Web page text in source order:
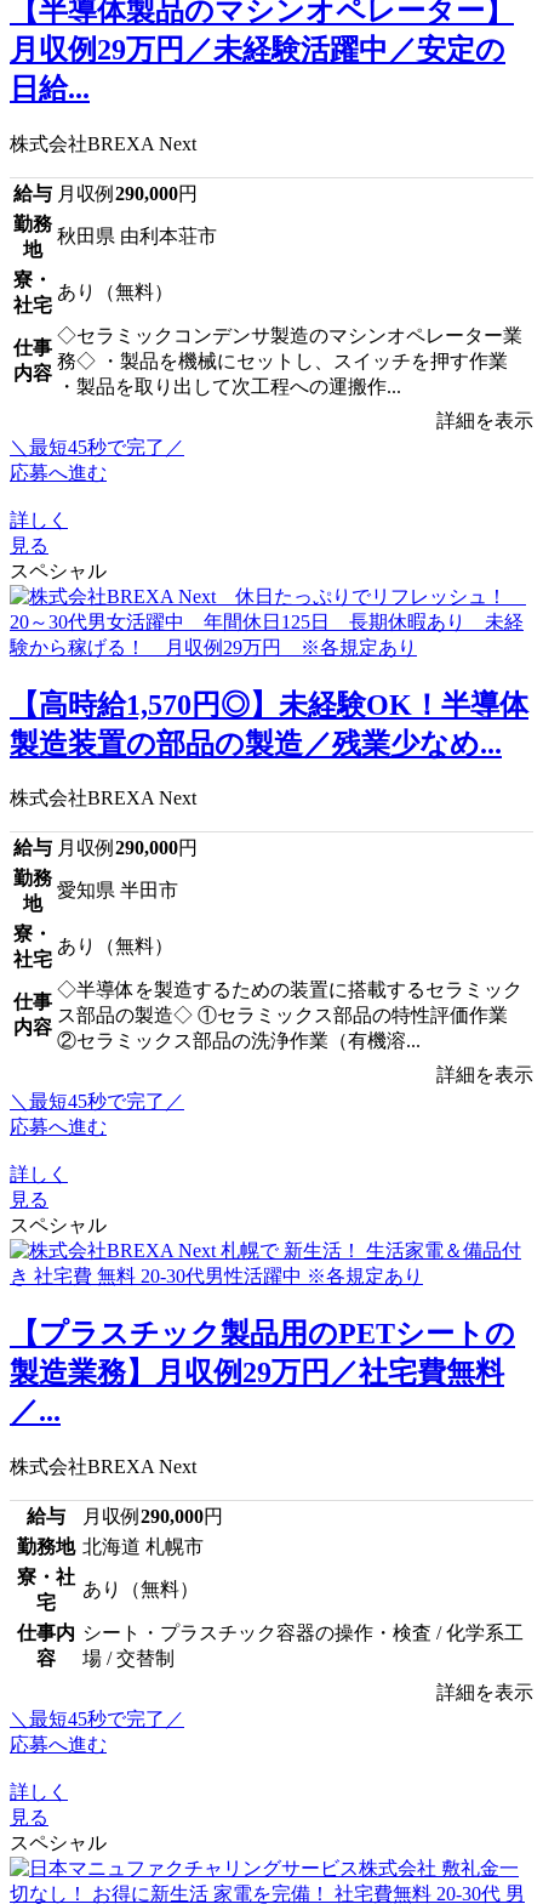
【半導体製品のマシンオペレーター】
月収例29万円／未経験活躍中／安定の
日給...
株式会社BREXA Next
給与 月収例 290,000円
勤務
地
秋田県 由利本荘市
寮・
社宅
あり（無料）
仕事
内容
◇セラミックコンデンサ製造のマシンオペレーター業
務◇ ・製品を機械にセットし、スイッチを押す作業
・製品を取り出して次工程への運搬作...
詳細を表示
＼最短45秒で完了／
応募へ進む
詳しく
見る
スペシャル
【高時給1,570円◎】未経験OK！半導体
製造装置の部品の製造／残業少なめ...
株式会社BREXA Next
給与 月収例 290,000円
勤務
地
愛知県 半田市
寮・
社宅
あり（無料）
仕事
内容
◇半導体を製造するための装置に搭載するセラミック
ス部品の製造◇ ①セラミックス部品の特性評価作業
②セラミックス部品の洗浄作業（有機溶...
詳細を表示
＼最短45秒で完了／
応募へ進む
詳しく
見る
スペシャル
【プラスチック製品用のPETシートの
製造業務】月収例29万円／社宅費無料
／...
株式会社BREXA Next
給与 月収例 290,000円
勤務地 北海道 札幌市
寮・社
宅
あり（無料）
仕事内
容
シート・プラスチック容器の操作・検査 / 化学系工
場 / 交替制
詳細を表示
＼最短45秒で完了／
応募へ進む
詳しく
見る
スペシャル